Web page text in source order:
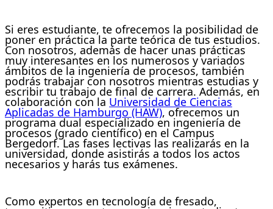
Si eres estudiante, te ofrecemos la posibilidad de
poner en práctica la parte teórica de tus estudios.
Con nosotros, además de hacer unas prácticas
muy interesantes en los numerosos y variados
ámbitos de la ingeniería de procesos, también
podrás trabajar con nosotros mientras estudias y
escribir tu trabajo de final de carrera. Además, en
colaboración con la Universidad de Ciencias
Aplicadas de Hamburgo (HAW), ofrecemos un
programa dual especializado en ingeniería de
procesos (grado científico) en el Campus
Bergedorf. Las fases lectivas las realizarás en la
universidad, donde asistirás a todos los actos
necesarios y harás tus exámenes.
Como expertos en tecnología de fresado,